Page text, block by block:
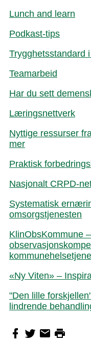
Lunch and learn
Podkast-tips
Trygghetsstandard
Teamarbeid
Har du sett
Læringsnettverk
Nyttige ressurser
mer
Praktisk
Nasjonalt CRPD-
Systematisk
omsorgstjenesten
KlinObsKommune
«Ny Viten» –
"Den lille
lindrende